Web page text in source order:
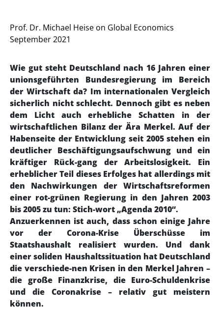
Prof. Dr. Michael Heise on Global Economics
September 2021
Wie gut steht Deutschland nach 16 Jahren einer
unionsgeführten Bundesregierung im Bereich
der Wirtschaft da? Im internationalen Vergleich
sicherlich nicht schlecht. Dennoch gibt es neben
dem Licht auch erhebliche Schatten in der
wirtschaftlichen Bilanz der Ära Merkel. Auf der
Habenseite der Entwicklung seit 2005 stehen ein
deutlicher Beschäftigungsaufschwung und ein
kräftiger Rück-gang der Arbeitslosigkeit. Ein
erheblicher Teil dieses Erfolges hat allerdings mit
den Nachwirkungen der Wirtschaftsreformen
einer rot-grünen Regierung in den Jahren 2003
bis 2005 zu tun: Stich-wort „Agenda 2010“.
Anzuerkennen ist auch, dass schon einige Jahre
vor der Corona-Krise Überschüsse im
Staatshaushalt realisiert wurden. Und dank
einer soliden Haushaltssituation hat Deutschland
die verschiede-nen Krisen in den Merkel Jahren –
die große Finanzkrise, die Euro-Schuldenkrise
und die Coronakrise – relativ gut meistern
können.